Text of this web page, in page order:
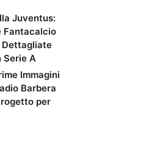
Juventus:
Fantacalcio
Serie A
Immagini
Barbera
per